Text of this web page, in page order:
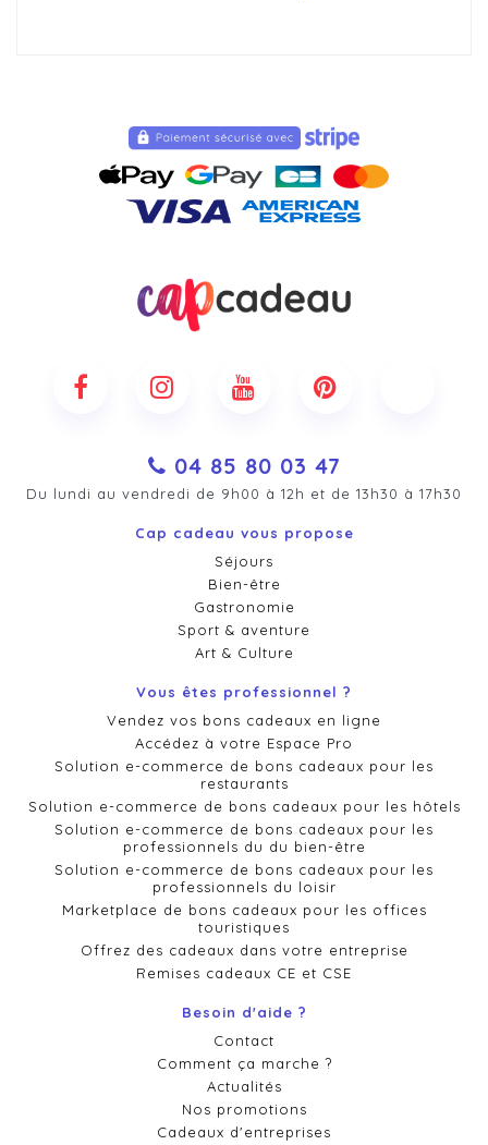
04 85 80 03 47
Du lundi au vendredi de 9h00 à 12h et de 13h30 à 17h30
Cap cadeau vous propose
Séjours
Bien-être
Gastronomie
Sport & aventure
Art & Culture
Vous êtes professionnel ?
Vendez vos bons cadeaux en ligne
Accédez à votre Espace Pro
Solution e-commerce de bons cadeaux pour les
restaurants
Solution e-commerce de bons cadeaux pour les hôtels
Solution e-commerce de bons cadeaux pour les
professionnels du du bien-être
Solution e-commerce de bons cadeaux pour les
professionnels du loisir
Marketplace de bons cadeaux pour les offices
touristiques
Offrez des cadeaux dans votre entreprise
Remises cadeaux CE et CSE
Besoin d'aide ?
Contact
Comment ça marche ?
Actualités
Nos promotions
Cadeaux d'entreprises